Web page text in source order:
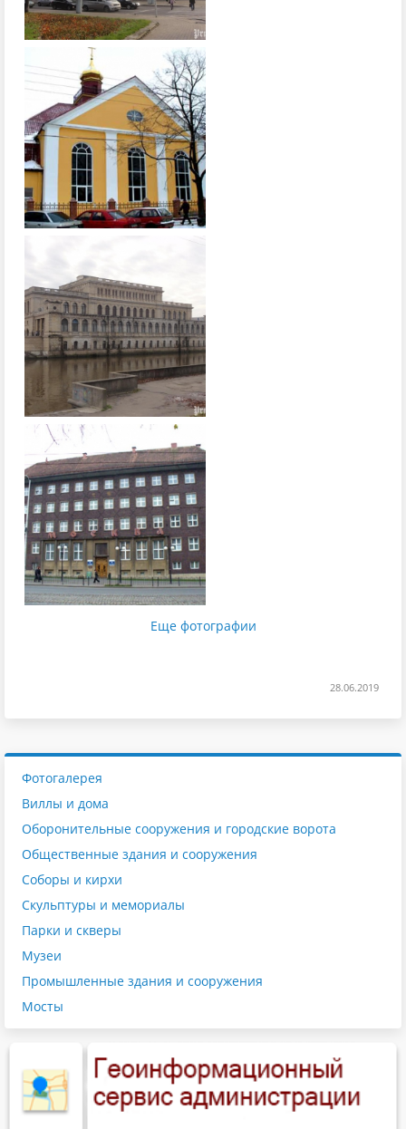
Еще фотографии
28.06.2019
Фотогалерея
Виллы и дома
Оборонительные сооружения и городские ворота
Общественные здания и сооружения
Соборы и кирхи
Скульптуры и мемориалы
Парки и скверы
Музеи
Промышленные здания и сооружения
Мосты